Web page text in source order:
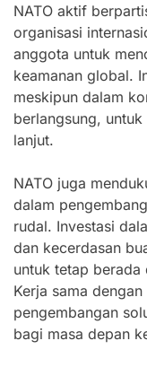
NATO aktif
organisasi
anggota untuk
keamanan global.
meskipun dalam
berlangsung,
lanjut.
NATO juga
dalam
rudal. Investasi
dan kecerdasan
untuk tetap
Kerja sama
pengembangan
bagi masa depan